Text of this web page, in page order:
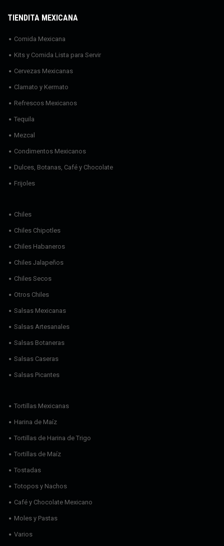
TIENDITA MEXICANA
Comida Mexicana
Kits y Comida Lista para Servir
Cervezas Mexicanas
Clamato y Kermato
Refrescos Mexicanos
Tequila
Mezcal
Condimentos Mexicanos
Dulces, Botanas, Café y Chocolate
Frijoles
Chiles
Chiles Chipotles
Chiles Habaneros
Chiles Jalapeños
Chiles Secos
Otros Chiles
Salsas Mexicanas
Salsas Artesanales
Salsas Botaneras
Salsas Caseras
Salsas Picantes
Tortillas Mexicanas
Harina de Maíz
Tortillas de Harina de Trigo
Tortillas de Maíz
Tostadas
Totopos y Nachos
Café y Chocolate Mexicano
Moles y Pastas
Varios